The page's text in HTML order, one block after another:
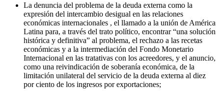
La denuncia del problema de la deuda externa como la
expresión del intercambio desigual en las relaciones
económicas internacionales , el llamado a la unión de América
Latina para, a través del trato político, encontrar “una solución
histórica y definitiva” al problema, el rechazo a las recetas
económicas y a la intermediación del Fondo Monetario
Internacional en las tratativas con los acreedores, y el anuncio,
como una reivindicación de soberanía económica, de la
limitación unilateral del servicio de la deuda externa al diez
por ciento de los ingresos por exportaciones;